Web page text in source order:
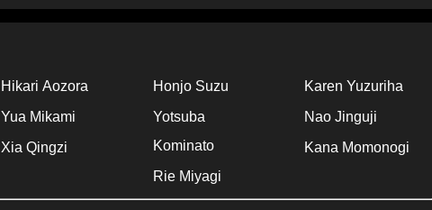
Hikari Aozora
Yua Mikami
Xia Qingzi
Honjo Suzu
Yotsuba
Kominato
Rie Miyagi
Karen Yuzuriha
Nao Jinguji
Kana Momonogi